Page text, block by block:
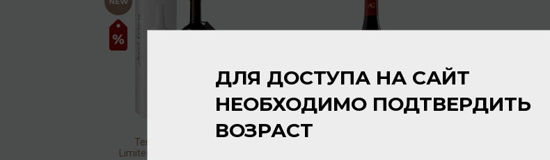
Tenuta Ulisse Jewel
Limited Edition 1st Release
ДЛЯ ДОСТУПА НА САЙТ
НЕОБХОДИМО ПОДТВЕРДИТЬ
ВОЗРАСТ